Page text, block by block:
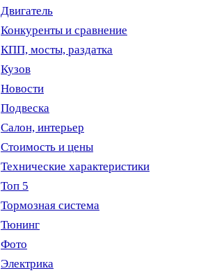
Двигатель
Конкуренты и сравнение
КПП, мосты, раздатка
Кузов
Новости
Подвеска
Салон, интерьер
Стоимость и цены
Технические характеристики
Топ 5
Тормозная система
Тюнинг
Фото
Электрика